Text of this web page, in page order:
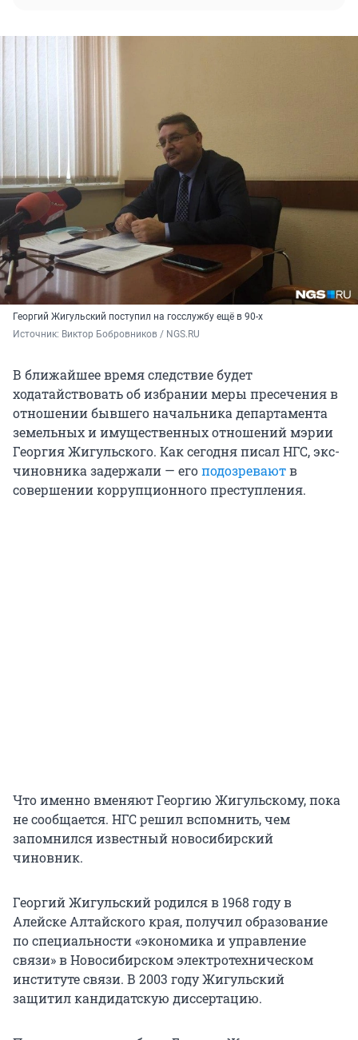
Георгий Жигульский поступил на госслужбу ещё в 90-х
Источник: Виктор Бобровников / NGS.RU
В ближайшее время следствие будет
ходатайствовать об избрании меры пресечения в
отношении бывшего начальника департамента
земельных и имущественных отношений мэрии
Георгия Жигульского. Как сегодня писал НГС, экс-
чиновника задержали — егоподозреваютв
совершении коррупционного преступления.
Что именно вменяют Георгию Жигульскому, пока
не сообщается. НГС решил вспомнить, чем
запомнился известный новосибирский
чиновник.
Георгий Жигульский родился в 1968 году в
Алейске Алтайского края, получил образование
по специальности «экономика и управление
связи» в Новосибирском электротехническом
институте связи. В 2003 году Жигульский
защитил кандидатскую диссертацию.